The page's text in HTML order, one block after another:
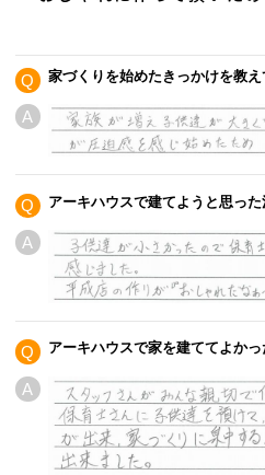
Q 家づくりを始めたきっかけを教え
A
Q アーキハウスで建てようと思った
A
Q アーキハウスで家を建ててよか
A